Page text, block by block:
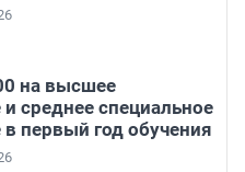
на высшее
среднее специальное
первый год обучения